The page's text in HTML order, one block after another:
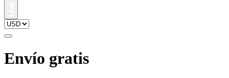
Envío gratis